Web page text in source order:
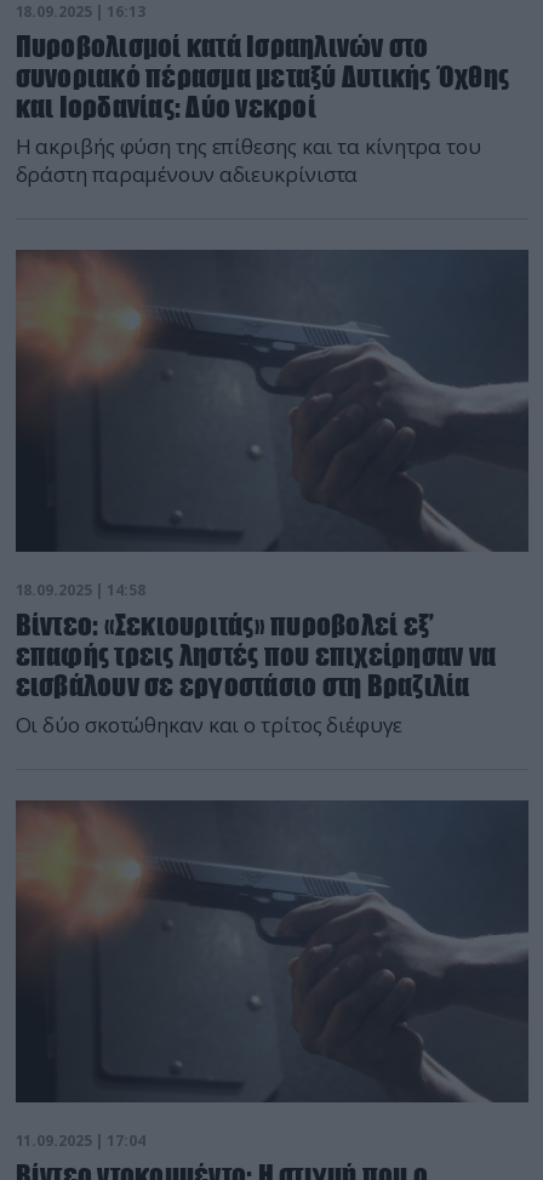
18.09.2025 | 16:13
Πυροβολισμοί κατά Ισραηλινών στο
συνοριακό πέρασμα μεταξύ Δυτικής Όχθης
και Ιορδανίας: Δύο νεκροί
Η ακριβής φύση της επίθεσης και τα κίνητρα του
δράστη παραμένουν αδιευκρίνιστα
18.09.2025 | 14:58
Βίντεο: «Σεκιουριτάς» πυροβολεί εξ’
επαφής τρεις ληστές που επιχείρησαν να
εισβάλουν σε εργοστάσιο στη Βραζιλία
Οι δύο σκοτώθηκαν και ο τρίτος διέφυγε
11.09.2025 | 17:04